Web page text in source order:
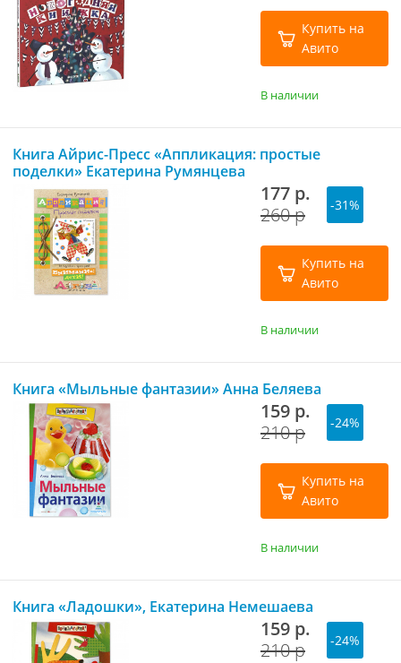
Купить на
Авито
В наличии
Книга Айрис-Пресс «Аппликация: простые
поделки» Екатерина Румянцева
177 р.
260 р
-31%
Купить на
Авито
В наличии
Книга «Мыльные фантазии» Анна Беляева
159 р.
210 р
-24%
Купить на
Авито
В наличии
Книга «Ладошки», Екатерина Немешаева
159 р.
210 р
-24%